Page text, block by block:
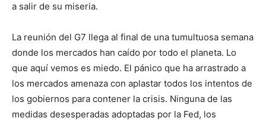
a salir de su miseria.
La reunión del G7 llega al final de una tumultuosa semana
donde los mercados han caído por todo el planeta. Lo
que aquí vemos es miedo. El pánico que ha arrastrado a
los mercados amenaza con aplastar todos los intentos de
los gobiernos para contener la crisis. Ninguna de las
medidas desesperadas adoptadas por la Fed, los